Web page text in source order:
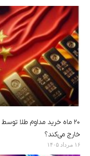
۲۰ ماه خرید مداوم طلا
خارج می‌کند؟
۱۶ مرداد ۱۴۰۵